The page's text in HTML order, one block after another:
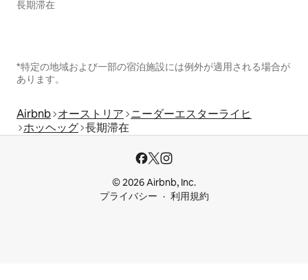
長期滞在
*特定の地域および一部の宿泊施設には例外が適用される場合が
あります。
Airbnb オーストリア ニーダーエスターライヒ
ホッヘッグ 長期滞在
© 2026 Airbnb, Inc.
プライバシー
利用規約